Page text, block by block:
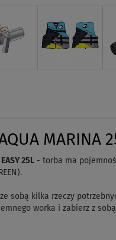
MARINA
25L - torba ma
sobą kilka rzeczy
worka i zabierz z sobą